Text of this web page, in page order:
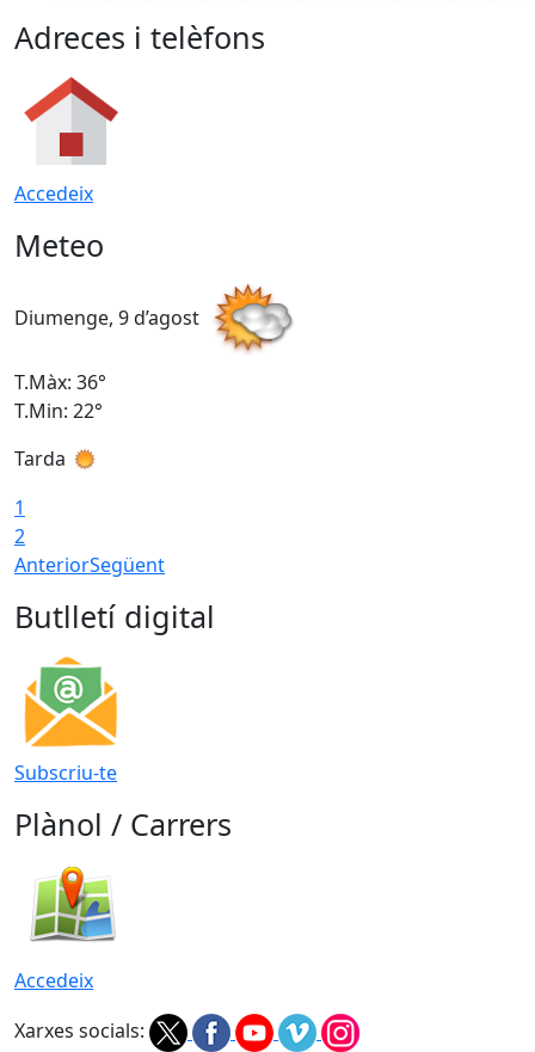
Adreces i telèfons
Accedeix
Meteo
Diumenge, 9 d’agost
T.Màx: 36°
T.Min: 22°
Tarda
1
2
AnteriorSegüent
Butlletí digital
Subscriu-te
Plànol / Carrers
Accedeix
Xarxes socials: